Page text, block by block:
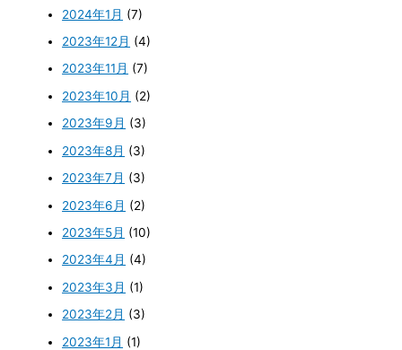
2024年1月 (7)
2023年12月 (4)
2023年11月 (7)
2023年10月 (2)
2023年9月 (3)
2023年8月 (3)
2023年7月 (3)
2023年6月 (2)
2023年5月 (10)
2023年4月 (4)
2023年3月 (1)
2023年2月 (3)
2023年1月 (1)